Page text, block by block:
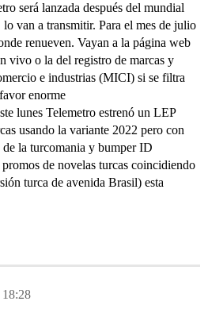
será lanzada después del mundial
van a transmitir. Para el mes de julio
renueven. Vayan a la página web
vivo o la del registro de marcas y
e industrias (MICI) si se filtra
enorme
lunes Telemetro estrenó un LEP
usando la variante 2022 pero con
la turcomania y bumper ID
de novelas turcas coincidiendo
turca de avenida Brasil) esta